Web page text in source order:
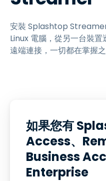
安裝 Splashtop
Linux 電腦，從另一台裝
遠端連接，一切都在掌握之
如果您有
Access、
Business
Enterprise